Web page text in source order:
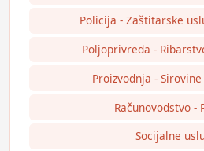
Policija - Zaštitarske
Poljoprivreda -
Proizvodnja -
Računovodstvo -
Socijalne